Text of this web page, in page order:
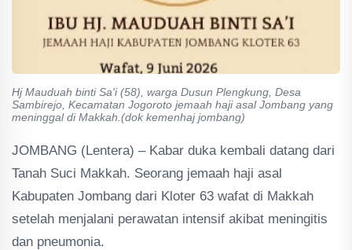
Hj Mauduah binti Sa'i (58), warga Dusun Plengkung, Desa
Sambirejo, Kecamatan Jogoroto jemaah haji asal Jombang yang
meninggal di Makkah.(dok kemenhaj jombang)
JOMBANG (Lentera) – Kabar duka kembali datang dari
Tanah Suci Makkah. Seorang jemaah haji asal
Kabupaten Jombang dari Kloter 63 wafat di Makkah
setelah menjalani perawatan intensif akibat meningitis
dan pneumonia.